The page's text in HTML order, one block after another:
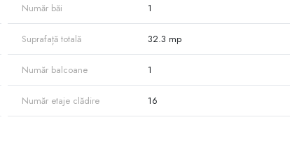
practică și confortabilă.
Număr băi 1
Suprafață totală 32.3 mp
Număr balcoane 1
Număr etaje clădire 16